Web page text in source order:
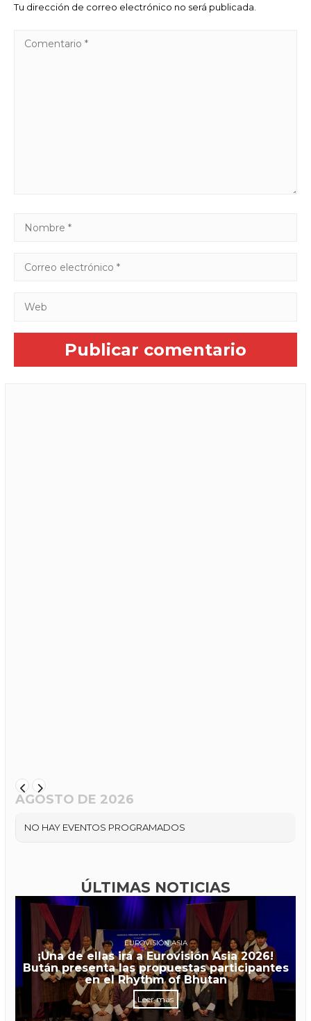
Tu dirección de correo electrónico no será publicada.
AGOSTO DE 2026
NO HAY EVENTOS PROGRAMADOS
ÚLTIMAS NOTICIAS
EUROVISIÓN ASIA
¡Una de ellas irá a Eurovisión Asia 2026!
Bután presenta las propuestas participantes
en el Rhythm of Bhutan
Leer más